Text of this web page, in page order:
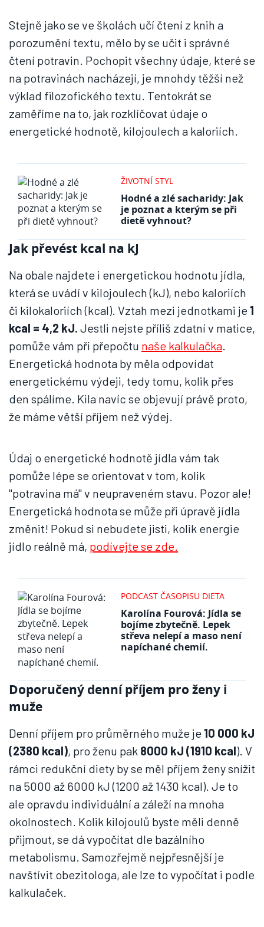
Stejně jako se ve školách učí čtení z knih a
porozumění textu, mělo by se učit i správné
čtení potravin. Pochopit všechny údaje, které se
na potravinách nacházejí, je mnohdy těžší než
výklad filozofického textu. Tentokrát se
zaměříme na to, jak rozklíčovat údaje o
energetické hodnotě, kilojoulech a kaloriích.
ŽIVOTNÍ STYL
Hodné a zlé sacharidy: Jak
je poznat a kterým se při
dietě vyhnout?
Jak převést kcal na kJ
Na obale najdete i energetickou hodnotu jídla,
která se uvádí v kilojoulech (kJ), nebo kaloriích
či kilokaloriích (kcal). Vztah mezi jednotkami je1
kcal = 4,2 kJ. Jestli nejste příliš zdatní v matice,
pomůže vám při přepočtu naše kalkulačka.
Energetická hodnota by měla odpovídat
energetickému výdeji, tedy tomu, kolik přes
den spálíme. Kila navíc se objevují právě proto,
že máme větší příjem než výdej.
Údaj o energetické hodnotě jídla vám tak
pomůže lépe se orientovat v tom, kolik
"potravina má" v neupraveném stavu. Pozor ale!
Energetická hodnota se může při úpravě jídla
změnit! Pokud si nebudete jisti, kolik energie
jídlo reálně má, podívejte se zde.
PODCAST ČASOPISU DIETA
Karolína Fourová: Jídla se
bojíme zbytečně. Lepek
střeva nelepí a maso není
napíchané chemií.
Doporučený denní příjem pro ženy i
muže
Denní příjem pro průměrného muže je10 000 kJ
(2380 kcal), pro ženu pak 8000 kJ (1910 kcal). V
rámci redukční diety by se měl příjem ženy snížit
na 5000 až 6000 kJ (1200 až 1430 kcal). Je to
ale opravdu individuální a záleží na mnoha
okolnostech. Kolik kilojoulů byste měli denně
přijmout, se dá vypočítat dle bazálního
metabolismu. Samozřejmě nejpřesnější je
navštívit obezitologa, ale lze to vypočítat i podle
kalkulaček.